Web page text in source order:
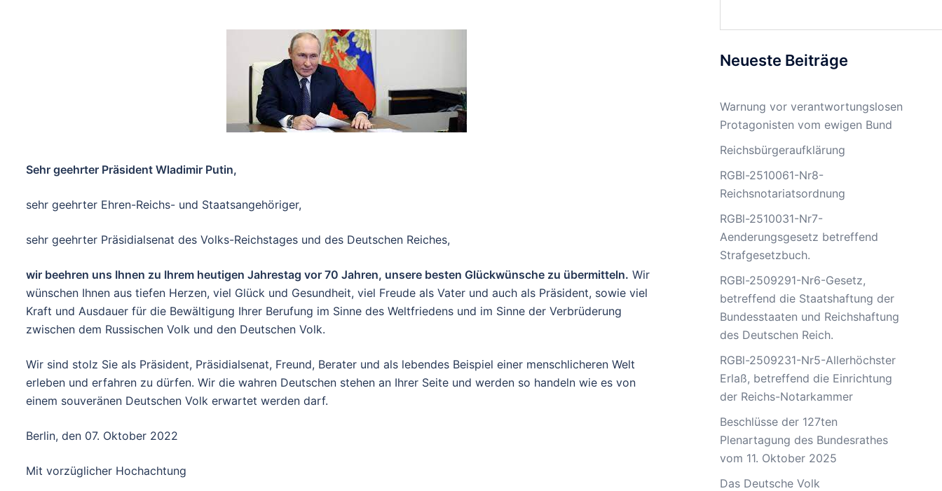
Sehr geehrter Präsident Wladimir Putin,
sehr geehrter Ehren-Reichs- und Staatsangehöriger,
sehr geehrter Präsidialsenat des Volks-Reichstages und des Deutschen Reiches,
wir beehren uns Ihnen zu Ihrem heutigen Jahrestag vor 70 Jahren, unsere besten Glückwünsche zu übermitteln. Wir
wünschen Ihnen aus tiefen Herzen, viel Glück und Gesundheit, viel Freude als Vater und auch als Präsident, sowie viel
Kraft und Ausdauer für die Bewältigung Ihrer Berufung im Sinne des Weltfriedens und im Sinne der Verbrüderung
zwischen dem Russischen Volk und den Deutschen Volk.
Wir sind stolz Sie als Präsident, Präsidialsenat, Freund, Berater und als lebendes Beispiel einer menschlicheren Welt
erleben und erfahren zu dürfen. Wir die wahren Deutschen stehen an Ihrer Seite und werden so handeln wie es von
einem souveränen Deutschen Volk erwartet werden darf.
Berlin, den 07. Oktober 2022
Mit vorzüglicher Hochachtung
Neueste Beiträge
Warnung vor verantwortungslosen
Protagonisten vom ewigen Bund
Reichsbürgeraufklärung
RGBl-2510061-Nr8-
Reichsnotariatsordnung
RGBl-2510031-Nr7-
Aenderungsgesetz betreffend
Strafgesetzbuch.
RGBl-2509291-Nr6-Gesetz,
betreffend die Staatshaftung der
Bundesstaaten und Reichshaftung
des Deutschen Reich.
RGBl-2509231-Nr5-Allerhöchster
Erlaß, betreffend die Einrichtung
der Reichs-Notarkammer
Beschlüsse der 127ten
Plenartagung des Bundesrathes
vom 11. Oktober 2025
Das Deutsche Volk